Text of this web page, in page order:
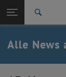
TU Login
Quicklinks
Quicklinks-Menü
Alle News